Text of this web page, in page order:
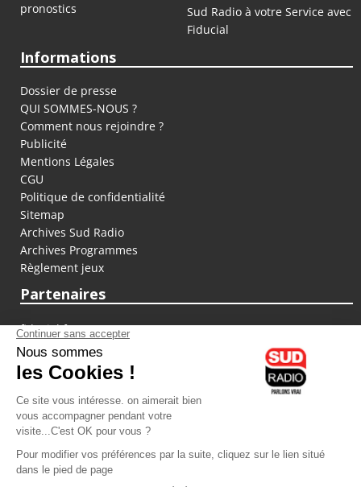
pronostics
Sud Radio à votre Service avec
Fiducial
Informations
Dossier de presse
QUI SOMMES-NOUS ?
Comment nous rejoindre ?
Publicité
Mentions Légales
CGU
Politique de confidentialité
Sitemap
Archives Sud Radio
Archives Programmes
Règlement jeux
Partenaires
fiducial.fr
lyoncapitale.fr
olympique-et-lyonnais.com
L'application Iphone / Android
Téléchargez l'application